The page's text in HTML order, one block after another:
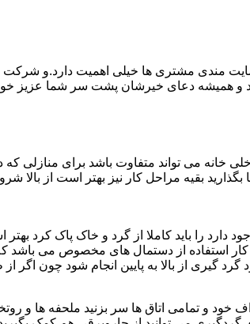
مندی مشتری ها خیلی اهمیت دارد.و شرکت
و همیشه دعای خیرشان پشت سر شما عزیز
می تواند متفاوت باشد برای منازلی
بگذارید بقیه مراحل کار نیز بهتر است از
دارد را باید کاملا از گرد و خاک پاک
کار استفاده از دستمال های مخصوص می
گیری از بالا به پایین انجام شود چون
خود و تمامی اتاق ها سر بزنید ملحفه ها و